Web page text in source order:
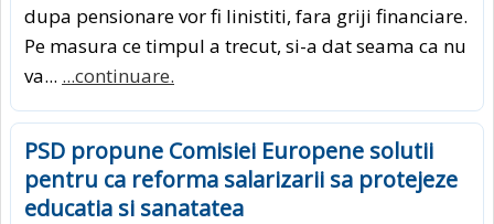
dupa pensionare vor fi linistiti, fara griji financiare.
Pe masura ce timpul a trecut, si-a dat seama ca nu
va... ...continuare.
PSD propune Comisiei Europene solutii
pentru ca reforma salarizarii sa protejeze
educatia si sanatatea